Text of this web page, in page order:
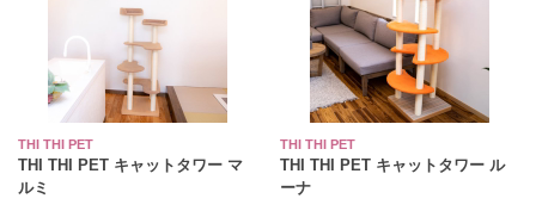
THI THI PET
THI THI PET キャットタワー マ
ルミ
THI THI PET
THI THI PET キャットタワー ル
ーナ